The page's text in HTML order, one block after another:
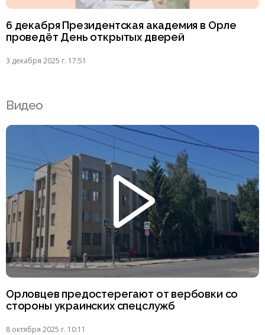
6 декабря Президентская академия в Орле
проведёт День открытых дверей
3 декабря 2025 г. 17:51
Видео
Орловцев предостерегают от вербовки со
стороны украинских спецслужб
8 октября 2025 г. 10:11